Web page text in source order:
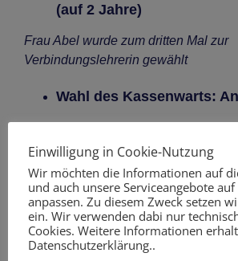
(auf 2 Jahre)
Frau Abel wurde zum dritten Mal zur
Verbindungslehrerin gewählt
Wahl des Kassenwarts:
Schulkonferenz
Joshua Süßmann (12d) und Annika
Habt ihr noch Fragen oder
Einwilligung in Cookie-Nutzung
Wir möchten die Informationen auf
und auch unsere Serviceangebote
anpassen. Zu diesem Zweck setzen
ein. Wir verwenden dabi nur
Cookies. Weitere Informationen
Datenschutzerklärung..